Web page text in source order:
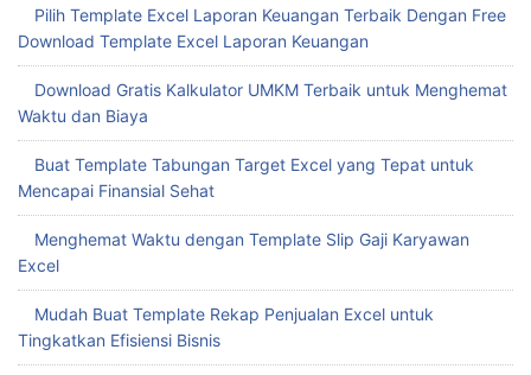
Pilih Template Excel Laporan Keuangan Terbaik Dengan Free
Download Template Excel Laporan Keuangan
Download Gratis Kalkulator UMKM Terbaik untuk Menghemat
Waktu dan Biaya
Buat Template Tabungan Target Excel yang Tepat untuk
Mencapai Finansial Sehat
Menghemat Waktu dengan Template Slip Gaji Karyawan
Excel
Mudah Buat Template Rekap Penjualan Excel untuk
Tingkatkan Efisiensi Bisnis